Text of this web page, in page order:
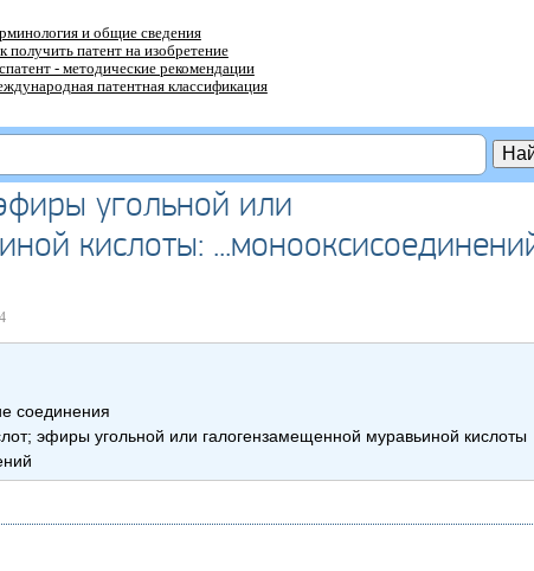
и общие сведения
получить патент на изобретение
- методические рекомендации
патентная классификация
угольной или
кислоты:
соединения
эфиры угольной или галогензамещенной муравьиной кислоты